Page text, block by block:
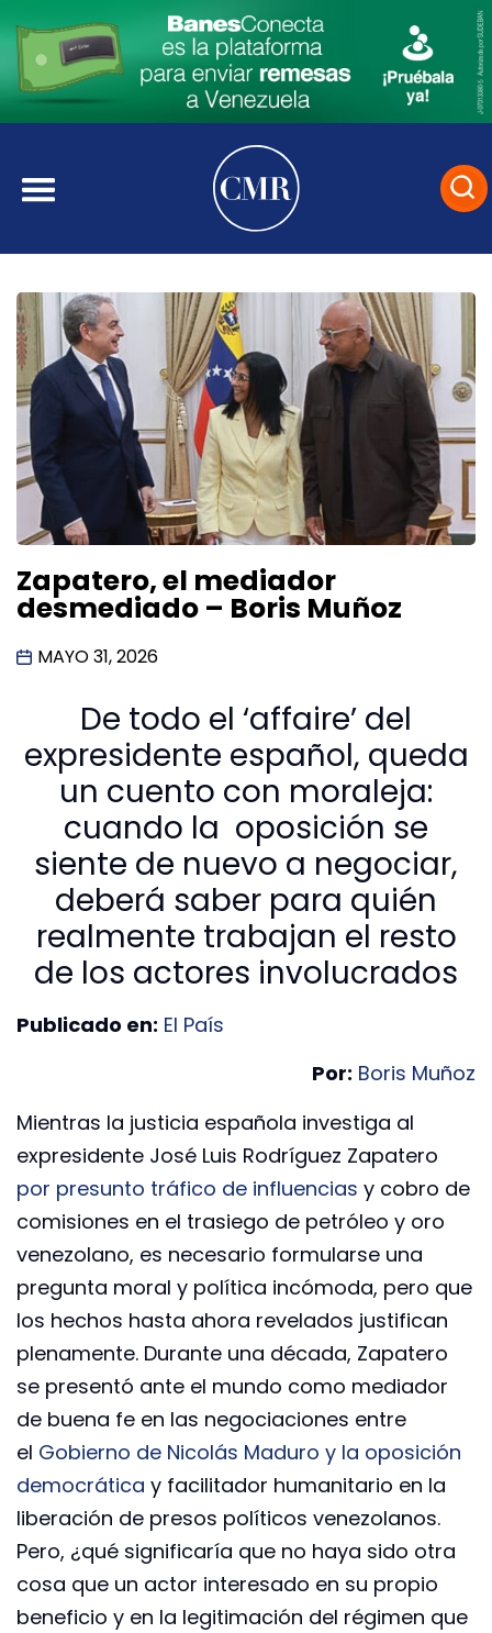
Zapatero, el mediador
desmediado – Boris Muñoz
MAYO 31, 2026
De todo el ‘affaire’ del
expresidente español, queda
un cuento con moraleja:
cuando la oposición se
siente de nuevo a negociar,
deberá saber para quién
realmente trabajan el resto
de los actores involucrados
Publicado en: El País
Por: Boris Muñoz
Mientras la justicia española investiga al
expresidente José Luis Rodríguez Zapatero
por presunto tráfico de influencias y cobro de
comisiones en el trasiego de petróleo y oro
venezolano, es necesario formularse una
pregunta moral y política incómoda, pero que
los hechos hasta ahora revelados justifican
plenamente. Durante una década, Zapatero
se presentó ante el mundo como mediador
de buena fe en las negociaciones entre
el Gobierno de Nicolás Maduro y la oposición
democrática y facilitador humanitario en la
liberación de presos políticos venezolanos.
Pero, ¿qué significaría que no haya sido otra
cosa que un actor interesado en su propio
beneficio y en la legitimación del régimen que